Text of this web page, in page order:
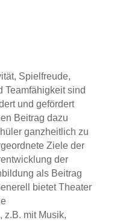
Spielfreude,
Teamfähigkeit sind
und gefördert
Beitrag dazu
ganzheitlich zu
Ziele der
der
als Beitrag
bietet Theater
z.B. mit Musik,